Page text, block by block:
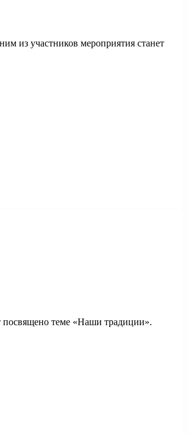
из участников мероприятия станет
посвящено теме «Наши традиции».